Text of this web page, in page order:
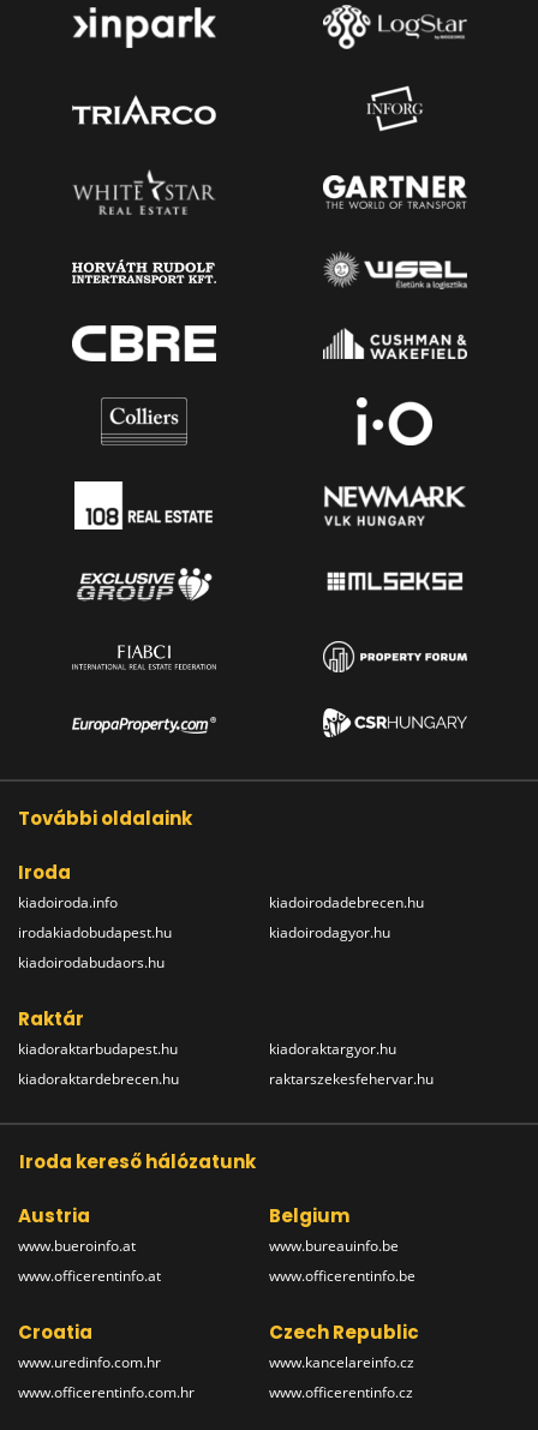
További oldalaink
Iroda
kiadoiroda.info
irodakiadobudapest.hu
kiadoirodabudaors.hu
kiadoirodadebrecen.hu
kiadoirodagyor.hu
Raktár
kiadoraktarbudapest.hu
kiadoraktardebrecen.hu
kiadoraktargyor.hu
raktarszekesfehervar.hu
Iroda kereső hálózatunk
Austria
www.bueroinfo.at
www.officerentinfo.at
Belgium
www.bureauinfo.be
www.officerentinfo.be
Croatia
www.uredinfo.com.hr
www.officerentinfo.com.hr
Czech Republic
www.kancelareinfo.cz
www.officerentinfo.cz